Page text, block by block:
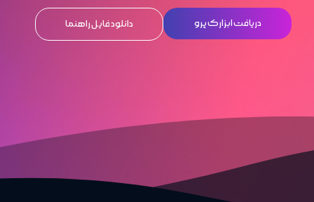
دریافت ابزارک پرو دانلود فایل راهنما